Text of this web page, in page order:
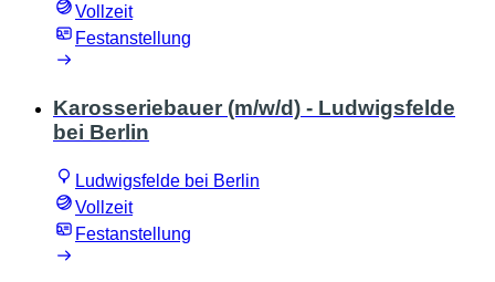
Vollzeit
Festanstellung
Karosseriebauer (m/w/d) - Ludwigsfelde
bei Berlin
Ludwigsfelde bei Berlin
Vollzeit
Festanstellung